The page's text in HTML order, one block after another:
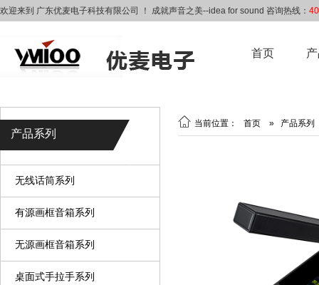
欢迎来到 广东优麦电子科技有限公司 ！ 成就声音之美--idea for sound 咨询热线：
首页
产品系列
无线话筒系列
有源画框音箱系列
无源画框音箱系列
桌面式手拉手系列
 当前位置： 首页 » 产品系列